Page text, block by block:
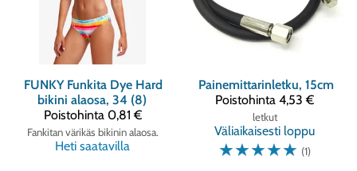
FUNKY Funkita Dye Hard
bikini alaosa, 34 (8)
Poistohinta0,81 €
Fankitan värikäs bikinin alaosa.
Heti saatavilla
Painemittarinletku, 15cm
Poistohinta 4,53 €
letkut
Väliaikaisesti loppu
☆☆☆☆☆ (1)